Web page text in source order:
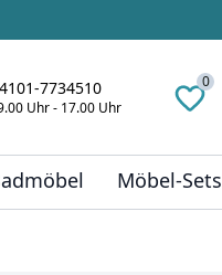
7734510
Uhr - 17.00 Uhr
0
Möbel-Sets